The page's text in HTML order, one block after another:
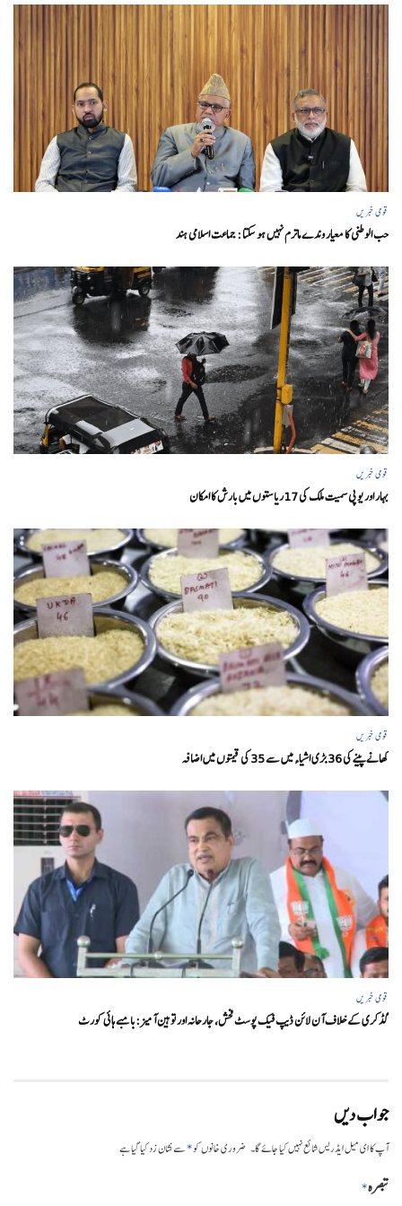
قومی خبریں
حب الوطنی کا معیار وندے ماترم نہیں ہو سکتا : جماعت اسلامی ہند
قومی خبریں
بہار اور یو پی سمیت ملک کی 17ریاستوں میں بارش کا امکان
قومی خبریں
کھانے پینے کی 36 بڑی اشیاء میں سے 35 کی قیمتوں میں اضافہ
قومی خبریں
گڈکری کے خلاف آن لائن ڈیپ فیک پوسٹ فحش، جارحانہ اور توہین آمیز:بامبے ہائی کورٹ
جواب دیں
آپ کا ای میل ایڈریس شائع نہیں کیا جائے گا۔ ضروری خانوں کو*سے نشان زد کیا گیا ہے
تبصرہ*